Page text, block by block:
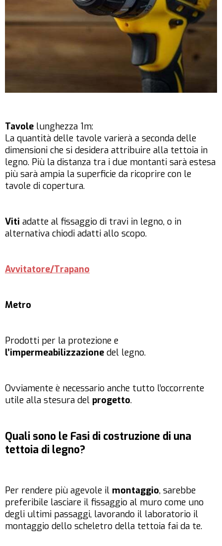
Tavole lunghezza 1m:
La quantità delle tavole varierà a seconda delle
dimensioni che si desidera attribuire alla tettoia in
legno. Più la distanza tra i due montanti sarà estesa
più sarà ampia la superficie da ricoprire con le
tavole di copertura.
Viti adatte al fissaggio di travi in legno, o in
alternativa chiodi adatti allo scopo.
Avvitatore/Trapano
Metro
Prodotti per la protezione e
l’impermeabilizzazione del legno.
Ovviamente è necessario anche tutto l’occorrente
utile alla stesura del progetto.
Quali sono le Fasi di costruzione di una
tettoia di legno?
Per rendere più agevole il montaggio, sarebbe
preferibile lasciare il fissaggio al muro come uno
degli ultimi passaggi, lavorando il laboratorio il
montaggio dello scheletro della tettoia fai da te.